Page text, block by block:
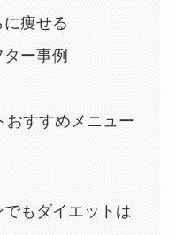
痩せる
ー事例
おすすめメニュー
もダイエットは